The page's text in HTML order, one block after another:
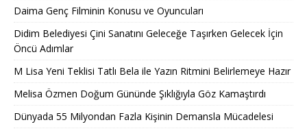
Daima Genç Filminin Konusu ve Oyuncuları
Didim Belediyesi Çini Sanatını Geleceğe Taşırken Gelecek İçin
Öncü Adımlar
M Lisa Yeni Teklisi Tatlı Bela ile Yazın Ritmini Belirlemeye Hazır
Melisa Özmen Doğum Gününde Şıklığıyla Göz Kamaştırdı
Dünyada 55 Milyondan Fazla Kişinin Demansla Mücadelesi